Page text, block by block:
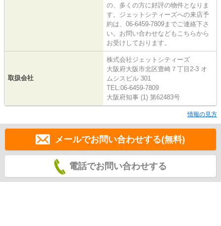
の、多くの方に好評の物件となりま
す。ジェットシティーズへの来店予
約は、06-6459-7809までご連絡下さ
い。お問い合わせなどもこちらから
お受けしております。
取扱会社
株式会社ジェットシティーズ
大阪府大阪市北区豊崎７丁目2-3 オ
ムシスビル 301
TEL:06-6459-7809
大阪府知事 (1) 第62483号
情報の見方
メールでお問い合わせする(無料)
電話でお問い合わせする